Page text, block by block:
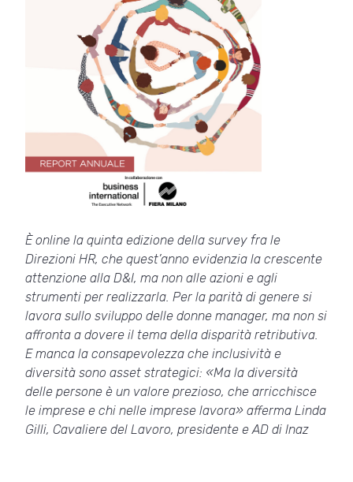
È online la quinta edizione della survey fra le
Direzioni HR, che quest’anno evidenzia la crescente
attenzione alla D&I, ma non alle azioni e agli
strumenti per realizzarla. Per la parità di genere si
lavora sullo sviluppo delle donne manager, ma non si
affronta a dovere il tema della disparità retributiva.
E manca la consapevolezza che inclusività e
diversità sono asset strategici: «Ma la diversità
delle persone è un valore prezioso, che arricchisce
le imprese e chi nelle imprese lavora» afferma Linda
Gilli, Cavaliere del Lavoro, presidente e AD di Inaz